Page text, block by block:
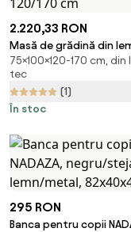
2.220,33 RON
Masă de grădină din
tec DIVERO - 120/170
75×100×120-170 cm, din
tec
(1)
În stoc
295 RON
Banca pentru copii